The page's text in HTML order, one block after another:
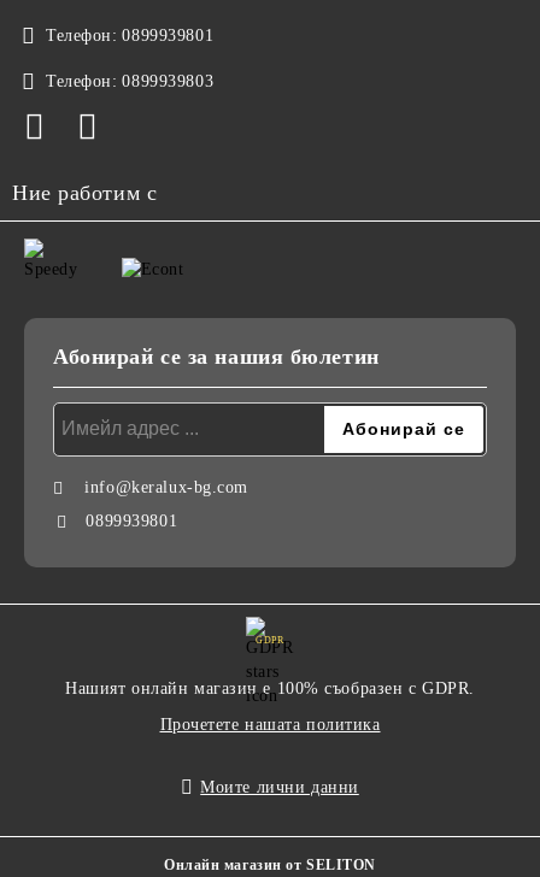
Телефон: 0899939801
Телефон: 0899939803
Ние работим с
Абонирай се за нашия бюлетин
info@keralux-bg.com
0899939801
GDPR
Нашият онлайн магазин е 100% съобразен с GDPR.
Прочетете нашата политика
Моите лични данни
Онлайн магазин от SELITON